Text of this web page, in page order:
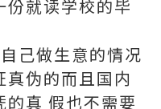
就读学校的毕
己做生意的情况
伪的而且国内
真 假也不需要